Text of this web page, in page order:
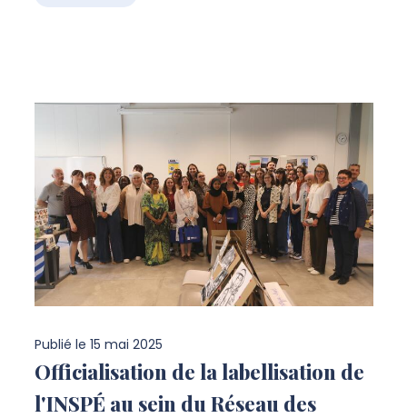
Publié le 15 mai 2025
Officialisation de la labellisation de
l'INSPÉ au sein du Réseau des